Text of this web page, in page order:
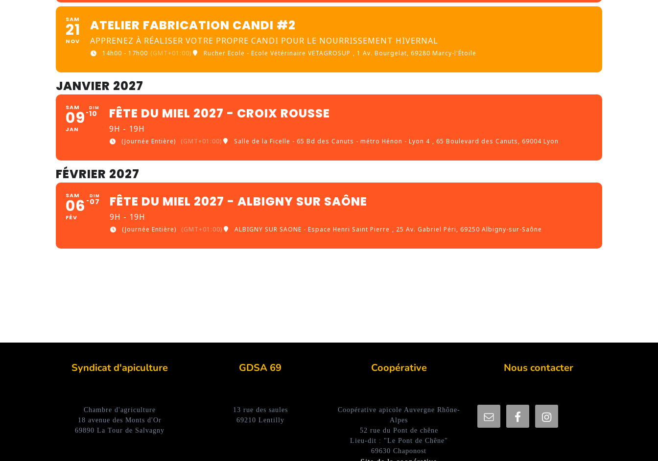
SAM
21
NOV
ATELIER FABRICATION CANDI #2
APPRENEZ À RÉALISER VOTRE PROPRE CANDI POUR LE NOURRISSEMENT HIVERNAL
14h00 - 17h00 (GMT+01:00) Rucher Ecole - Ecole Vétérinaire VETAGROSUP , 1 Av. Bourgelat, 69280 Marcy-l'Étoile
JANVIER 2027
SAM
09
JAN
DIM
10 FÊTE DU MIEL 2027 - CROIX ROUSSE
9H - 19H
(Journée Entière) (GMT+01:00) Salle de la Ficelle - 65 Bd des Canuts - métro Hénon - Lyon 4 , 65 Boulevard des Canuts, 69004 Lyon
FÉVRIER 2027
SAM
06
FÉV
DIM
07 FÊTE DU MIEL 2027 - ALBIGNY SUR SAÔNE
9H - 19H
(Journée Entière) (GMT+01:00) ALBIGNY SUR SAONE - Espace Henri Saint Pierre , 25 Av. Gabriel Péri, 69250 Albigny-sur-Saône
Syndicat d'apiculture
Chambre d'agriculture
18 avenue des Monts d'Or
69890 La Tour de Salvagny
GDSA 69
13 rue des saules
69210 Lentilly
Coopérative
Coopérative apicole Auvergne Rhône-
Alpes
52 rue du Pont de chêne
Lieu-dit : "Le Pont de Chêne"
69630 Chaponost
Nous contacter